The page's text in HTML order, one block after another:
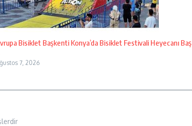
Bisiklet Başkenti Konya’da Bisiklet Festivali Heyecanı Baş
7, 2026